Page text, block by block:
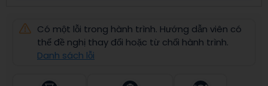
date. Có một lỗi trong hành trình. Hướng dẫn viên có
thể đề nghị thay đổi hoặc từ chối hành trình.
Danh sách lỗi